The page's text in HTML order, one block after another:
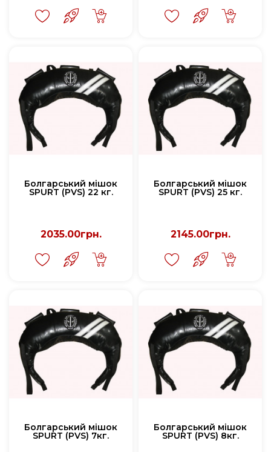
Болгарський мішок
SPURT (PVS) 22 кг.
2035.00грн.
Болгарський мішок
SPURT (PVS) 25 кг.
2145.00грн.
Болгарський мішок
SPURT (PVS) 7кг.
Болгарський мішок
SPURT (PVS) 8кг.